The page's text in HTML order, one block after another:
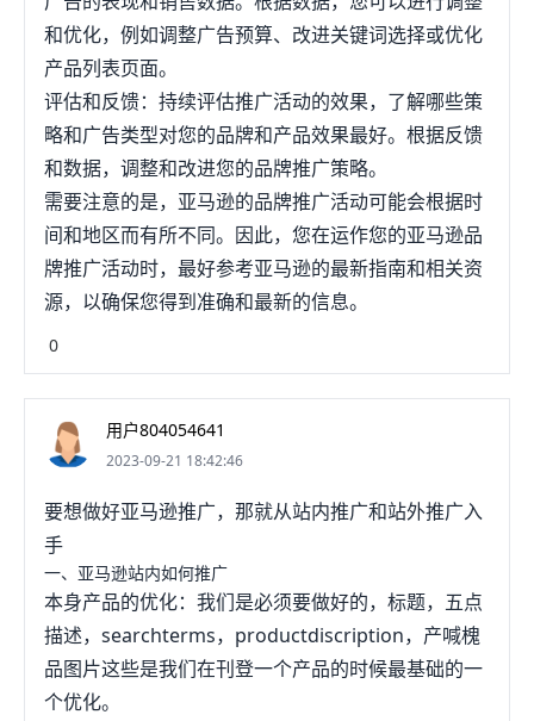
和优化，例如调整广告预算、改进关键词选择或优化
产品列表页面。
评估和反馈：持续评估推广活动的效果，了解哪些策
略和广告类型对您的品牌和产品效果最好。根据反馈
和数据，调整和改进您的品牌推广策略。
需要注意的是，亚马逊的品牌推广活动可能会根据时
间和地区而有所不同。因此，您在运作您的亚马逊品
牌推广活动时，最好参考亚马逊的最新指南和相关资
源，以确保您得到准确和最新的信息。
0
用户804054641
2023-09-21 18:42:46
要想做好亚马逊推广，那就从站内推广和站外推广入
手
一、亚马逊站内如何推广
本身产品的优化：我们是必须要做好的，标题，五点
描述，searchterms，productdiscription，产喊槐
品图片这些是我们在刊登一个产品的时候最基础的一
个优化。